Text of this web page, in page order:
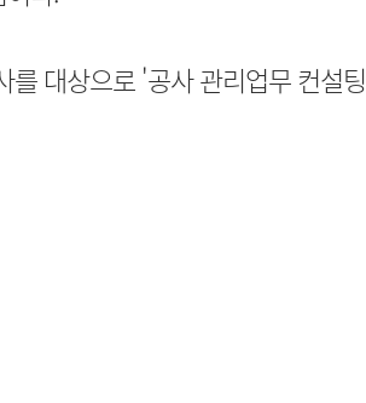
대상으로 '공사 관리업무 컨설팅